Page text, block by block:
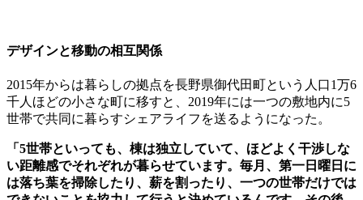
デザインと移動の相互関係
2015年からは暮らしの拠点を長野県御代田町という人口1万6
千人ほどの小さな町に移すと、2019年には一つの敷地内に5
世帯で共同に暮らすシェアライフを送るようになった。
「5世帯といっても、棟は独立していて、ほどよく干渉しな
い距離感でそれぞれが暮らせています。毎月、第一日曜日に
は落ち葉を掃除したり、薪を割ったり、一つの世帯だけでは